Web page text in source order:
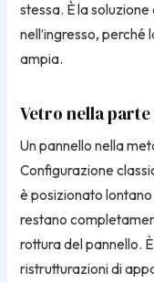
stessa. È la
nell’ingresso,
ampia.
Vetro nella
Un pannello nella
Configurazione
è posizionato
restano
rottura del pannello.
ristrutturazioni di